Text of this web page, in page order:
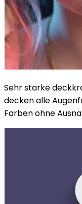
Sehr starke
decken alle
Farben ohne